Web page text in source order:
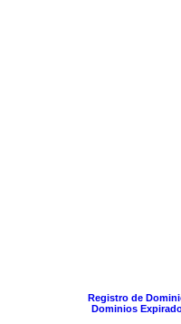
Registro de
Dominios